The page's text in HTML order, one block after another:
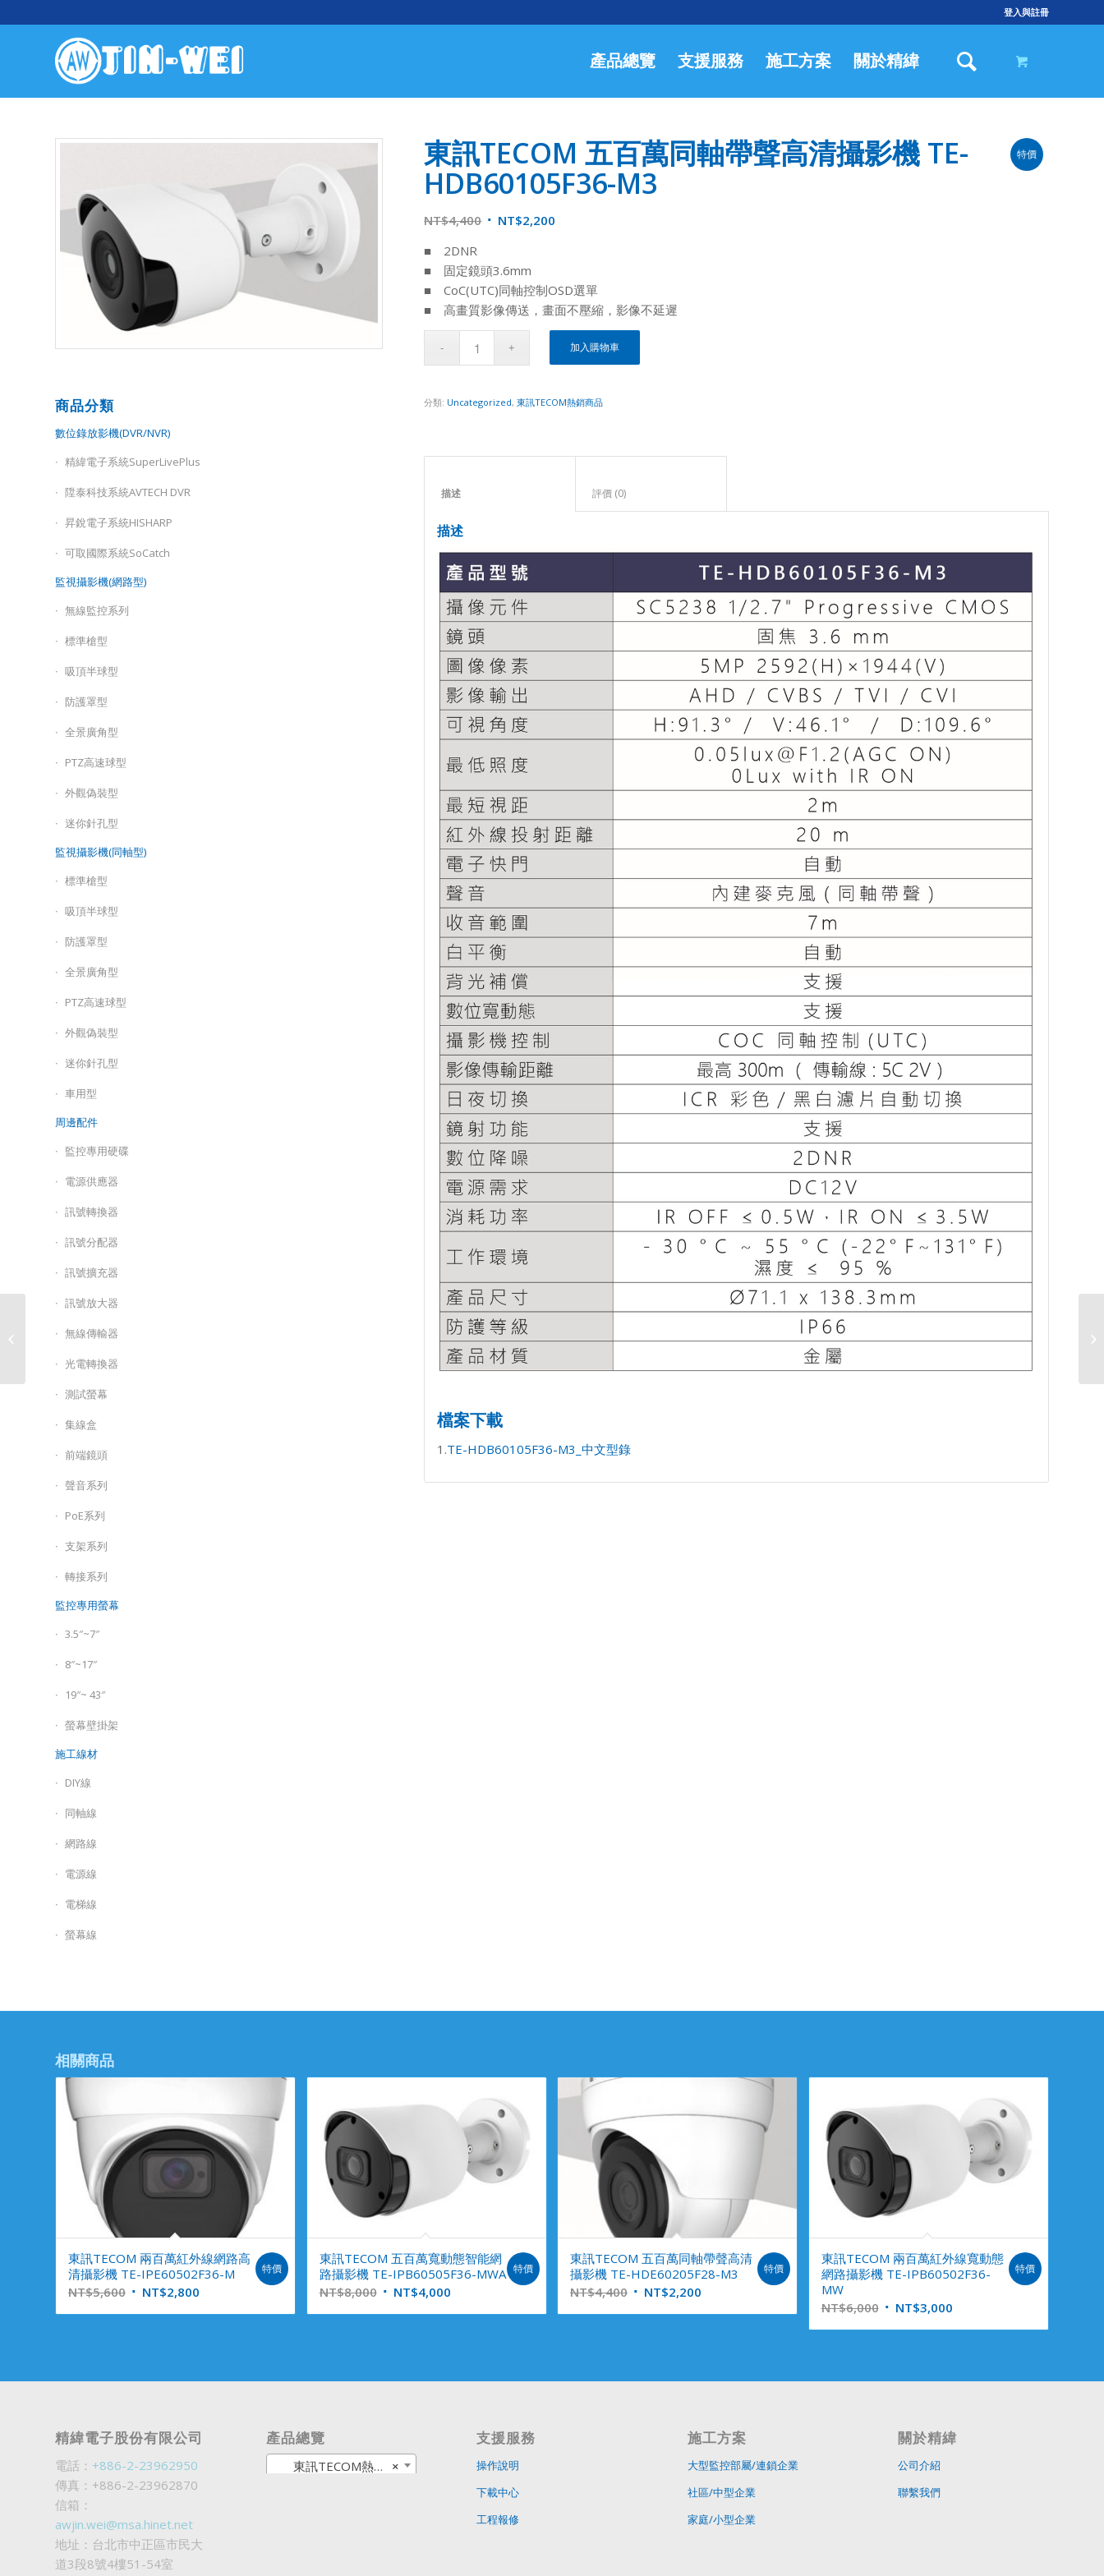
登入與註冊
產品總覽 支援服務 施工方案 關於精緯
特價
商品分類
數位錄放影機(DVR/NVR)
精緯電子系統SuperLivePlus
陞泰科技系統AVTECH DVR
昇銳電子系統HISHARP
可取國際系統SoCatch
監視攝影機(網路型)
無線監控系列
標準槍型
吸頂半球型
防護罩型
全景廣角型
PTZ高速球型
外觀偽裝型
迷你針孔型
監視攝影機(同軸型)
標準槍型
吸頂半球型
防護罩型
全景廣角型
PTZ高速球型
外觀偽裝型
迷你針孔型
車用型
周邊配件
監控專用硬碟
電源供應器
訊號轉換器
訊號分配器
訊號擴充器
訊號放大器
無線傳輸器
光電轉換器
測試螢幕
集線盒
前端鏡頭
聲音系列
PoE系列
支架系列
轉接系列
監控專用螢幕
3.5″~7″
8″~17″
19″~ 43″
螢幕壁掛架
施工線材
DIY線
同軸線
網路線
電源線
電梯線
螢幕線
東訊TECOM 五百萬同軸帶聲高清攝影機 TE-
HDB60105F36-M3
NT$4,400 NT$2,200
■ 2DNR
■ 固定鏡頭3.6mm
■ CoC(UTC)同軸控制OSD選單
■ 高畫質影像傳送，畫面不壓縮，影像不延遲
加入購物車
分類: Uncategorized,東訊TECOM熱銷商品
描述
檔案下載
1.TE-HDB60105F36-M3_中文型錄
相關商品
東訊TECOM 兩百萬紅外線網路高
清攝影機 TE-IPE60502F36-M
NT$5,600 NT$2,800
特價
東訊TECOM 五百萬寬動態智能網
路攝影機 TE-IPB60505F36-MWA
NT$8,000 NT$4,000
特價
東訊TECOM 五百萬同軸帶聲高清
攝影機 TE-HDE60205F28-M3
NT$4,400 NT$2,200
特價
東訊TECOM 兩百萬紅外線寬動態
網路攝影機 TE-IPB60502F36-
MW
NT$6,000 NT$3,000
特價
精緯電子股份有限公司
電話： +886-2-23962950
傳真：+886-2-23962870
信箱：
awjin.wei@msa.hinet.net
地址：台北市中正區市民大
道3段8號4樓51-54室
產品總覽
×
東訊TECOM熱銷商品
支援服務
操作說明
下載中心
工程報修
施工方案
大型監控部屬/連鎖企業
社區/中型企業
家庭/小型企業
關於精緯
公司介紹
聯繫我們
帶聲高清攝影機 TE-
HDE60302V12-M2